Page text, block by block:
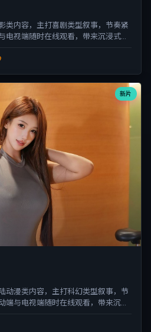
类内容，主打喜剧类型叙事，节奏紧
电视端随时在线观看，带来沉浸式视
新片
动漫类内容，主打科幻类型叙事，节
端与电视端随时在线观看，带来沉浸